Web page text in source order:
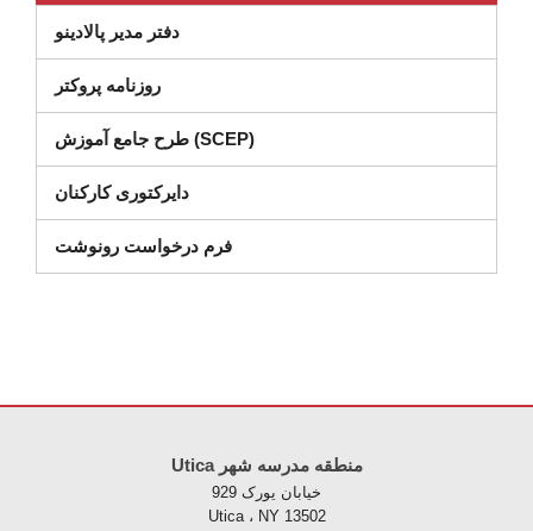
دفتر مدیر پالادینو
روزنامه پروکتر
طرح جامع آموزش (SCEP)
دایرکتوری کارکنان
فرم درخواست رونوشت
Utica منطقه مدرسه شهر
خیابان یورک 929
Utica ، NY 13502